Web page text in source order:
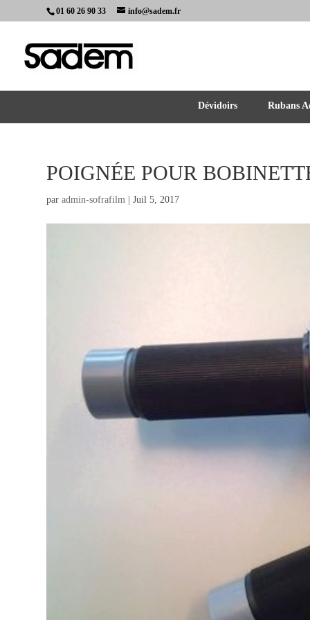
01 60 26 90 33 info@sadem.fr
Dévidoirs Rubans
POIGNÉE POUR
paradmin-sofrafilm |Juil 5, 2017